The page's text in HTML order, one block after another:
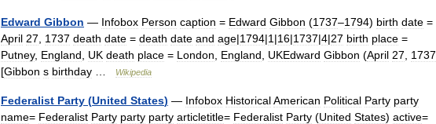
Edward Gibbon — Infobox Person caption = Edward Gibbon (1737–1794) birth date =
April 27 1737 death date = death date and age|1794|1 |16|1737|4|27 birth place =
Putney, England UK death place = London England UKEdward Gibbon (April 27
1737
[Gibbon s birthday Wikipedia
Federalist Party (United States) — Infobox HistoricalAmerican Political Party party
name= Federalist Party party party articletitle= Federalist Party (United States) active=